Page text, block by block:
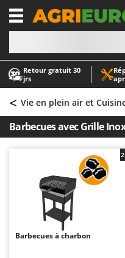
Retour gratuit 30
jrs
-1
A
Abris de jardin
Accessoires pour
Aérateurs
Arracheuses de
Aspirateurs - Balais
Aspirateurs à cendres
Aspirateurs à
Aspirateurs de piscine
Aspirateurs
A
AgriEuro Premium
AgriEuro TOP-LINE
AGT
Airmec
AL-KO
ALA 2000
< Vie en plein air et
Barbecues avec Grille Inox
Barbecues à charbon